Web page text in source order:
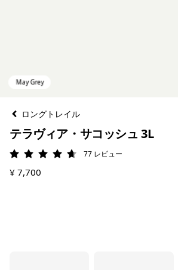
ロングトレイル
テラヴィア・サコッシュ 3L
評価: 4.7 / 5
77 レビュー
¥ 7,700